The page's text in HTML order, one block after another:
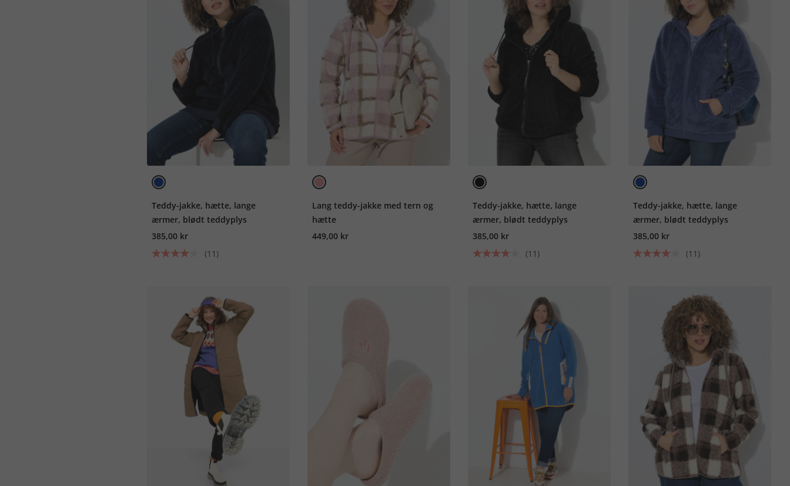
Teddy-jakke, hætte, lange
ærmer, blødt teddyplys
385,00 kr
(11)
Lang teddy-jakke med tern og
hætte
449,00 kr
Teddy-jakke, hætte, lange
ærmer, blødt teddyplys
385,00 kr
(11)
Teddy-jakke, hætte, lange
ærmer, blødt teddyplys
385,00 kr
(11)